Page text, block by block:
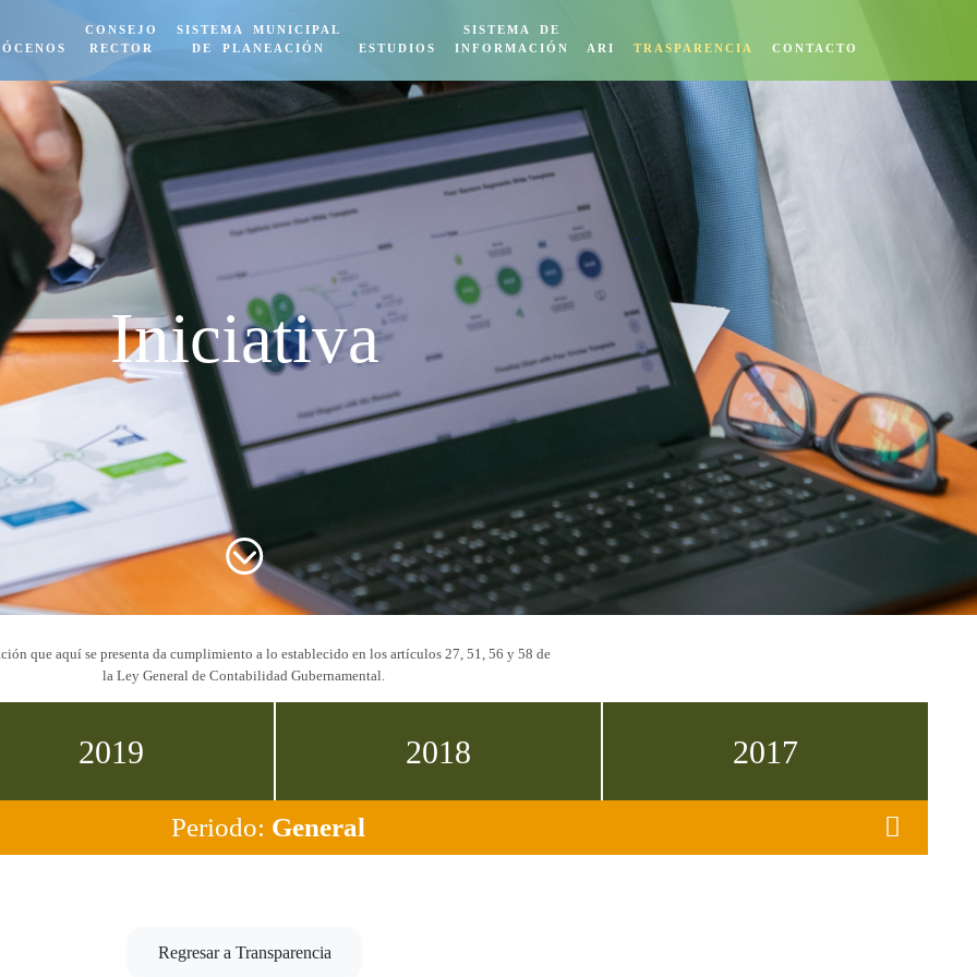
CONSEJO
RECTOR
SISTEMA MUNICIPAL
DE PLANEACIÓN
ESTUDIOS
SISTEMA DE
INFORMACIÓN
ARI TRASPARENCIA CONTACTO
Iniciativa
que aquí se presenta da cumplimiento a lo establecido en los artículos 27, 51, 56 y 58 de
la Ley General de Contabilidad Gubernamental.
2019 2018 2017
Periodo: General
Regresar a Transparencia